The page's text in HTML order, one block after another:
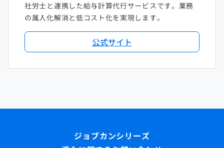
社労士と連携した給与計算代行サービスです。業務
の属人化解消と低コスト化を実現します。
公式サイト